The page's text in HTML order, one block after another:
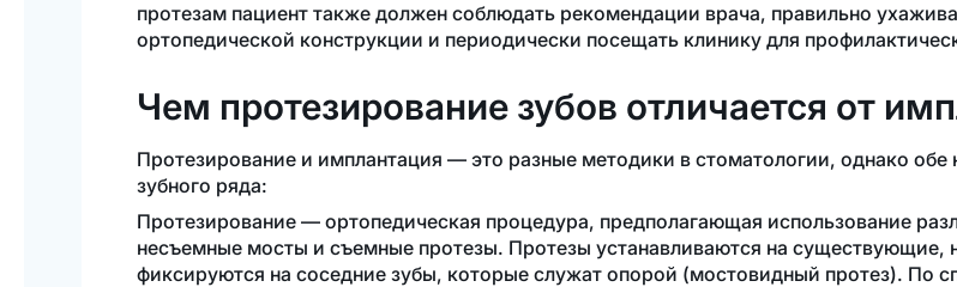
протезам пациент также должен соблюдать рекомендации врача, правильно
ортопедической конструкции и периодически посещать клинику для
Чем протезирование зубов отличается от
Протезирование и имплантация — это разные методики в стоматологии, однако обе
зубного ряда:
Протезирование — ортопедическая процедура, предполагающая использование
несъемные мосты и съемные протезы. Протезы устанавливаются на существующие,
фиксируются на соседние зубы, которые служат опорой (мостовидный протез). По